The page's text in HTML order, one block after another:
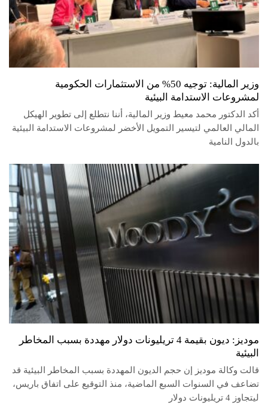
وزير المالية: توجيه 50%؜ من الاستثمارات الحكومية
لمشروعات الاستدامة البيئية
أكد الدكتور محمد معيط وزير المالية، أننا نتطلع إلى تطوير الهيكل
المالي العالمي لتيسير التمويل الأخضر لمشروعات الاستدامة البيئية
بالدول النامية
موديز: ديون بقيمة 4 تريليونات دولار مهددة بسبب المخاطر
البيئية
قالت وكالة موديز إن حجم الديون المهددة بسبب المخاطر البيئية قد
تضاعف في السنوات السبع الماضية، منذ التوقيع على اتفاق باريس،
ليتجاوز 4 تريليونات دولار